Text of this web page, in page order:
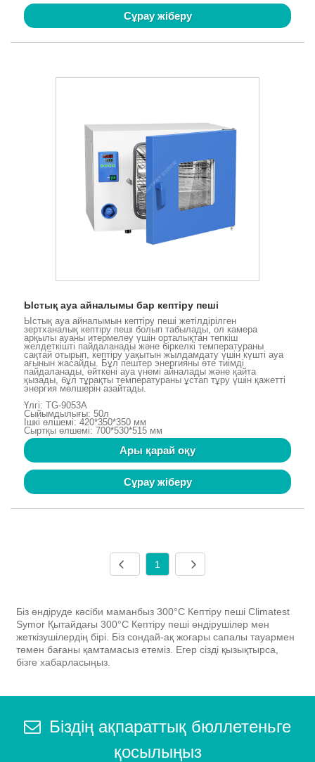
Сұрау жіберу
Ыстық ауа айналымы бар кептіру пеші
Ыстық ауа айналымын кептіру пеші жетілдірілген
зертханалық кептіру пеші болып табылады, ол камера
арқылы ауаны итермелеу үшін орталықтан тепкіш
желдеткішті пайдаланады және біркелкі температураны
сақтай отырып, кептіру уақытын жылдамдату үшін күшті ауа
ағынын жасайды. Бұл пештер энергияны өте тиімді
пайдаланады, өйткені ауа үнемі айналады және қайта
қызады, бұл тұрақты температураны ұстап тұру үшін қажетті
энергия мөлшерін азайтады.
Үлгі: TG-9053A
Сыйымдылығы: 50л
Ішкі өлшемі: 420*350*350 мм
Сыртқы өлшемі: 700*530*515 мм
Ары қарай оқу
Сұрау жіберу
1
Біз өндіруде кәсіби маманбыз 300°C Кептіру пеші Climatest
Symor Қытайдағы 300°C Кептіру пеші өндірушілер мен
жеткізушілердің бірі. Біз сондай-ақ жоғары сапалы тауармен
төмен бағаны қамтамасыз етеміз. Егер сізді қызықтырса,
бізге хабарласыңыз.
Біздің ақпараттық бюллетеньге
қосылыңыз